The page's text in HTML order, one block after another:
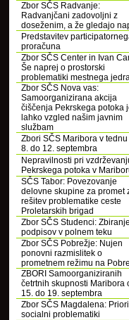
Zbor SČS Radvanje:
Radvanjčani zadovoljni z
doseženim, a že gledajo
Predstavitev
proračuna
Zbor SČS Center in Ivan
Še naprej o prostorski
problematiki mestnega
Zbor SČS Nova vas:
Samoorganizirana akcija
čiščenja Pekrskega potoka
lahko vzgled našim javnim
službam
Zbori SČS Maribora v tednu
8. do 12. septembra
Nepravilnosti pri
Pekrskega potoka v
SČS Tabor: Povezovanje
delovne skupine za promet
rešitev problematike ceste
Proletarskih brigad
Zbor SČS Studenci: Zbiranje
podpisov v polnem teku
Zbor SČS Pobrežje: Nujen
ponovni razmislitek o
prometnem režimu na
ZBORI Samoorganiziranih
četrtnih skupnosti Maribora
15. do 19. septembra
Zbor SČS Magdalena:
socialni problematiki